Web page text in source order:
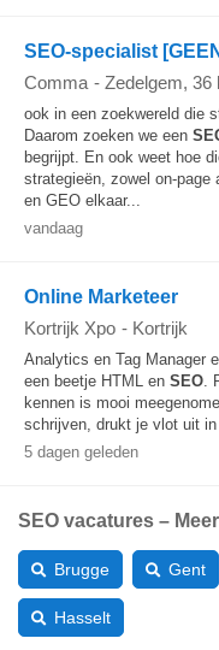
SEO-specialist
Comma - Zedelgem, 36
ook in een zoekwereld die
Daarom zoeken we een
begrijpt. En ook weet hoe
strategieën, zowel on-
en GEO elkaar...
vandaag
Online Marketeer
Kortrijk Xpo - Kortrijk
Analytics en Tag Manager
een beetje HTML en SEO.
kennen is mooi
schrijven, drukt je vlot uit
5 dagen geleden
SEO vacatures –
Brugge Gent
Hasselt